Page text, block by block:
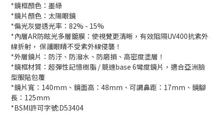
*鏡框顏色：墨綠
*鏡片顏色：太陽眼鏡
*偏光灰變透光率：82% - 15%
*內層AR防眩光多層鍍膜：使視覺更清晰，有效阻隔UV400抗紫外
線折射， 保護眼睛不受紫外線侵襲！
*外層鏡片：防汙、防潑水、防磨損、高密度塗層！
*鏡框材質：超彈性記憶樹脂 / 競速base 6彎度鏡片，適合亞洲臉
型服貼包覆
*鏡片寬：140mm、鏡面高：48mm、可調鼻距：17mm、鏡腳
長：125mm
*BSMI許可字號:D53404